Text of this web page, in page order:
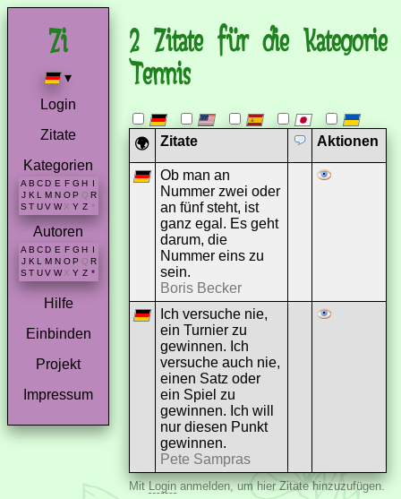
▾
Login
Zitate
Kategorien
A B C D E F G H I
J K L M N O P Q R
S T U V W X Y Z *
Autoren
A B C D E F G H
J K L M N O P Q R
S T U V W X Y Z *
Hilfe
Einbinden
Projekt
Impressum
2 Zitate für die Kategorie
Tennis
🌍 Zitate Aktionen
Ob man an
Nummer zwei oder
an fünf steht, ist
ganz egal. Es geht
darum, die
Nummer eins zu
sein.
Boris Becker
Ich versuche nie,
ein Turnier zu
gewinnen. Ich
versuche auch nie,
einen Satz oder
ein Spiel zu
gewinnen. Ich will
nur diesen Punkt
gewinnen.
Pete Sampras
MitLoginanmelden, um hier Zitate hinzuzufügen.